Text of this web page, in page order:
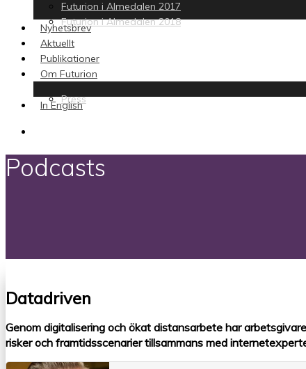
Futurion i Almedalen 2017
Futurion i Almedalen 2018
Nyhetsbrev
Aktuellt
Publikationer
Om Futurion
Press
In English
Podcasts
Datadriven
Genom digitalisering och ökat distansarbete har
risker och framtidsscenarier tillsammans med